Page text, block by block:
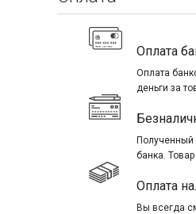
Оплата
Оплата
деньги за
Полученный
банка.
Оплата
Вы всегда